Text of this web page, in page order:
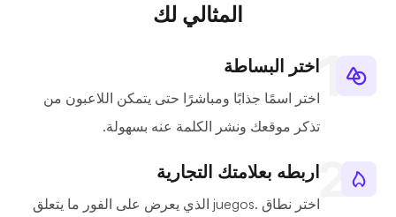
المثالي لك
اختر البساطة
اختر اسمًا جذابًا ومباشرًا حتى يتمكن اللاعبون من
تذكر موقعك ونشر الكلمة عنه بسهولة.
اربطه بعلامتك التجارية
اختر نطاق .juegos الذي يعرض على الفور ما يتعلق